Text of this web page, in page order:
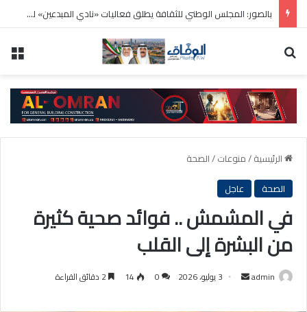
بالصور: المجلس الوطني للثقافة يطلق فعاليات «نادي المبدعين» للأطفال ضمن مهرجان «صيفي ثقافي 18»
الرئيسية/منوعات/الصحة
الصحة
عاجل
في المشمش .. فوائد صحية كثيرة
من البشرة إلى القلب
admin
أرسل 3 يوليو، 2026 0
14